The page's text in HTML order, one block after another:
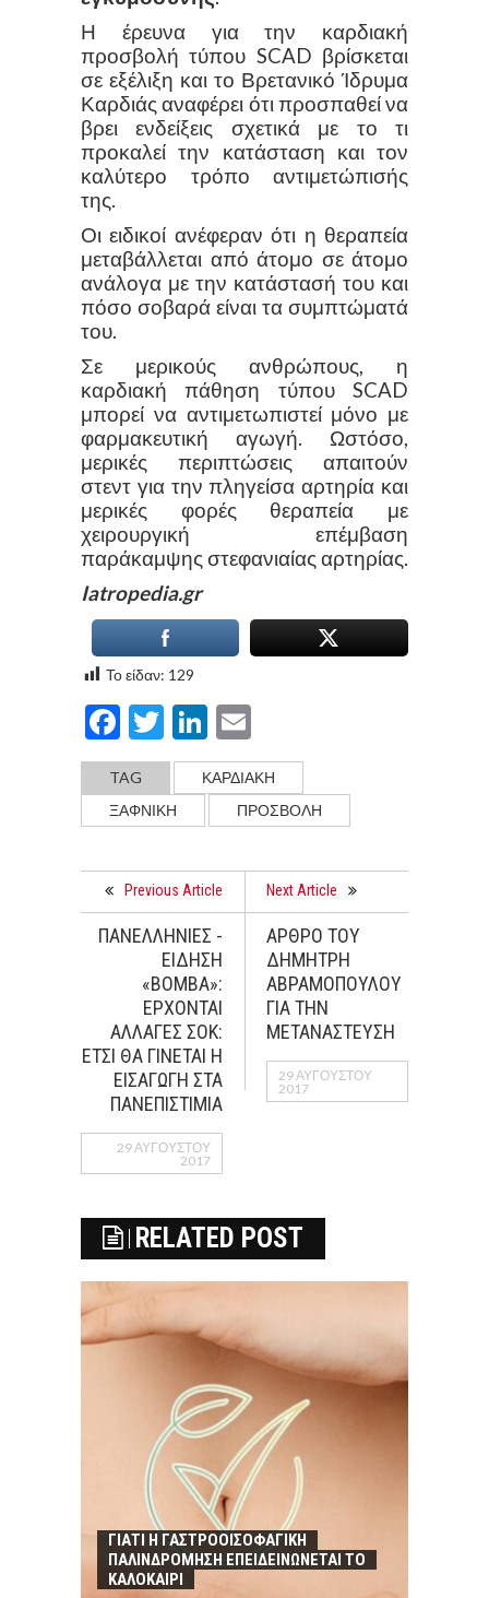
Η έρευνα για την καρδιακή
προσβολή τύπου SCAD βρίσκεται
σε εξέλιξη και το Βρετανικό Ίδρυμα
Καρδιάς αναφέρει ότι προσπαθεί να
βρει ενδείξεις σχετικά με το τι
προκαλεί την κατάσταση και τον
καλύτερο τρόπο αντιμετώπισής
της.
Οι ειδικοί ανέφεραν ότι η θεραπεία
μεταβάλλεται από άτομο σε άτομο
ανάλογα με την κατάστασή του και
πόσο σοβαρά είναι τα συμπτώματά
του.
Σε μερικούς ανθρώπους, η
καρδιακή πάθηση τύπου SCAD
μπορεί να αντιμετωπιστεί μόνο με
φαρμακευτική αγωγή. Ωστόσο,
μερικές περιπτώσεις απαιτούν
στεντ για την πληγείσα αρτηρία και
μερικές φορές θεραπεία με
χειρουργική επέμβαση
παράκαμψης στεφανιαίας αρτηρίας.
Iatropedia.gr
Το είδαν: 129
Facebook
TwitterLinkedIn
TAG
ΚΑΡΔΙΑΚΗ
ΞΑΦΝΙΚΗ
ΠΡΟΣΒΟΛΗ
Previous Article
ΠΑΝΕΛΛΗΝΙΕΣ -
ΕΙΔΗΣΗ
«ΒΟMΒΑ»:
ΕΡΧΟΝΤΑΙ
ΑΛΛΑΓΕΣ ΣΟΚ:
ΕΤΣΙ ΘΑ ΓΙΝΕΤΑΙ Η
ΕΙΣΑΓΩΓΗ ΣΤΑ
ΠΑΝΕΠΙΣΤΙΜΙΑ
29 ΑΥΓΟΎΣΤΟΥ
2017
Next Article
ΑΡΘΡΟ ΤΟΥ
ΔΗΜΗΤΡΗ
ΑΒΡΑΜΟΠΟΥΛΟΥ
ΓΙΑ ΤΗΝ
ΜΕΤΑΝΑΣΤΕΥΣΗ
29 ΑΥΓΟΎΣΤΟΥ
2017
RELATED POST
ΓΙΑΤΙ Η ΓΑΣΤΡΟΟΙΣΟΦΑΓΙΚΗ
ΠΑΛΙΝΔΡΟΜΗΣΗ ΕΠΕΙΔΕΙΝΩΝΕΤΑΙ ΤΟ
ΚΑΛΟΚΑΙΡΙ